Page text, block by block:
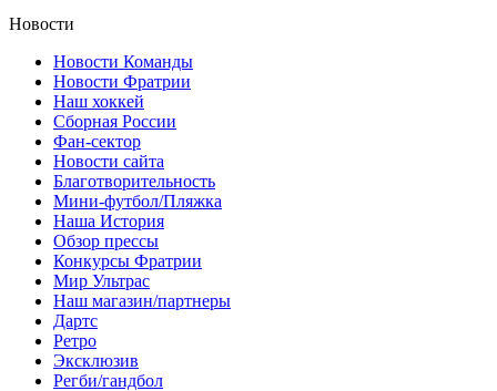
Новости
Новости Команды
Новости Фратрии
Наш хоккей
Сборная России
Фан-cектор
Новости сайта
Благотворительность
Мини-футбол/Пляжка
Наша История
Обзор прессы
Конкурсы Фратрии
Мир Ультрас
Наш магазин/партнеры
Дартс
Ретро
Эксклюзив
Регби/гандбол